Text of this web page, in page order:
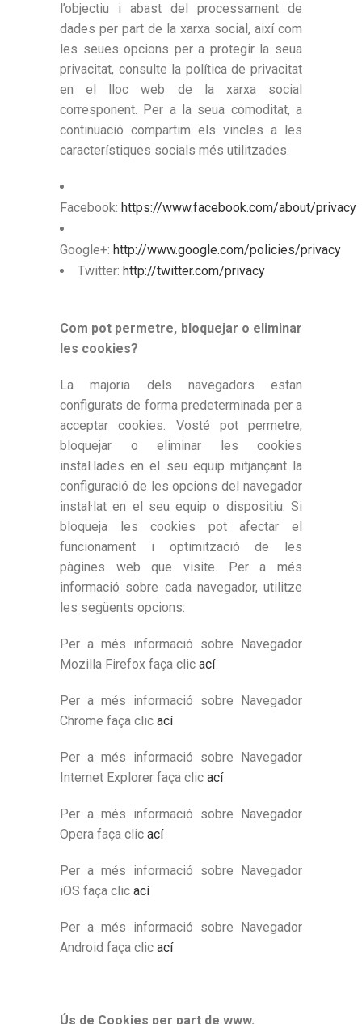
l’objectiu i abast del processament de
dades per part de la xarxa social, així com
les seues opcions per a protegir la seua
privacitat, consulte la política de privacitat
en el lloc web de la xarxa social
corresponent. Per a la seua comoditat, a
continuació compartim els vincles a les
característiques socials més utilitzades.
Facebook: https://www.facebook.com/about/privacy
Google+: http://www.google.com/policies/privacy
Twitter: http://twitter.com/privacy
Com pot permetre, bloquejar o eliminar
les cookies?
La majoria dels navegadors estan
configurats de forma predeterminada per a
acceptar cookies. Vosté pot permetre,
bloquejar o eliminar les cookies
instal·lades en el seu equip mitjançant la
configuració de les opcions del navegador
instal·lat en el seu equip o dispositiu. Si
bloqueja les cookies pot afectar el
funcionament i optimització de les
pàgines web que visite. Per a més
informació sobre cada navegador, utilitze
les següents opcions:
Per a més informació sobre Navegador
Mozilla Firefox faça clic ací
Per a més informació sobre Navegador
Chrome faça clic ací
Per a més informació sobre Navegador
Internet Explorer faça clic ací
Per a més informació sobre Navegador
Opera faça clic ací
Per a més informació sobre Navegador
iOS faça clic ací
Per a més informació sobre Navegador
Android faça clic ací
Ús de Cookies per part de www.